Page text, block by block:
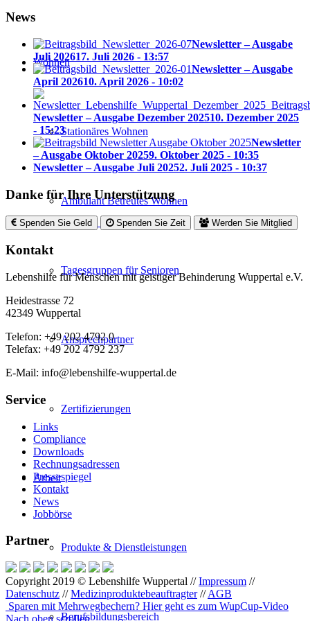
Wohnen
Stationäres Wohnen
Ambulant Betreutes Wohnen
Tagesgruppen für Senioren
Ansprechpartner
Zertifizierungen
Arbeit
Produkte & Dienstleistungen
Berufsbildungsbereich
News
Newsletter – Ausgabe
Juli 202617. Juli 2026 - 13:57
Newsletter – Ausgabe
April 202610. April 2026 - 10:02
Newsletter – Ausgabe Dezember 202510. Dezember 2025
- 15:23
Newsletter
– Ausgabe Oktober 20259. Oktober 2025 - 10:35
Newsletter – Ausgabe Juli 20252. Juli 2025 - 10:37
Danke für Ihre Unterstützung
Spenden Sie Geld Spenden Sie Zeit Werden Sie Mitglied
Kontakt
Lebenshilfe für Menschen mit geistiger Behinderung Wuppertal e.V.
Heidestrasse 72
42349 Wuppertal
Telefon: +49 202 4792 0
Telefax: +49 202 4792 237
E-Mail: info@lebenshilfe-wuppertal.de
Service
Links
Compliance
Downloads
Rechnungsadressen
Pressespiegel
Kontakt
News
Jobbörse
Partner
Copyright 2019 © Lebenshilfe Wuppertal //Impressum //
Datenschutz //Medizinproduktebeauftragter//AGB
Sparen mit Mehrwegbechern? Hier geht es zum WupCup-Video
Nach oben scrollen